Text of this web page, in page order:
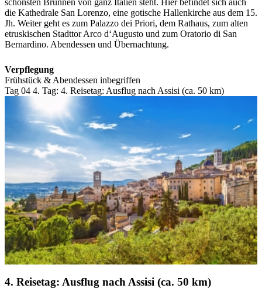
die Kathedrale San Lorenzo, eine gotische Hallenkirche aus dem 15.
Jh. Weiter geht es zum Palazzo dei Priori, dem Rathaus, zum alten
etruskischen Stadttor Arco d‘Augusto und zum Oratorio di San
Bernardino. Abendessen und Übernachtung.
Verpflegung
Frühstück & Abendessen inbegriffen
Tag 04 4. Tag: 4. Reisetag: Ausflug nach Assisi (ca. 50 km)
4. Reisetag: Ausflug nach Assisi (ca. 50 km)